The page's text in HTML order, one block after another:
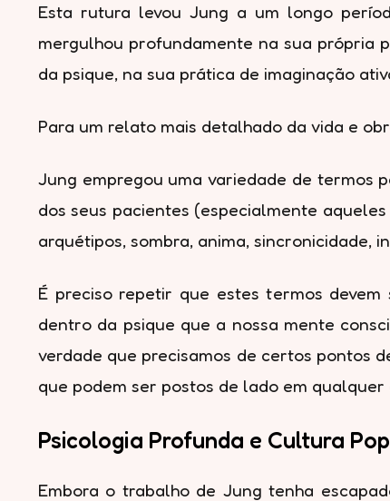
Esta rutura levou Jung a um longo
mergulhou profundamente na sua própria
da psique, na sua prática de imaginação
Para um relato mais detalhado da vida e
Jung empregou uma variedade de termos
dos seus pacientes (especialmente
arquétipos, sombra, anima, sincronicidade,
É preciso repetir que estes termos
dentro da psique que a nossa mente
verdade que precisamos de certos pontos
que podem ser postos de lado em qualquer
Psicologia Profunda e Cultura
Embora o trabalho de Jung tenha